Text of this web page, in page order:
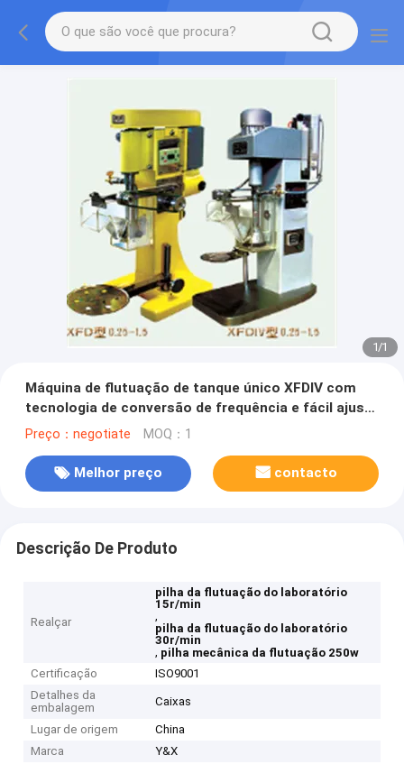
1/1
Máquina de flutuação de tanque único XFDIV com
tecnologia de conversão de frequência e fácil ajuste
para uso em laboratório
Preço：negotiate MOQ：1
Melhor preço contacto
Descrição De Produto
Realçar
pilha da flutuação do laboratório
15r/min
,
pilha da flutuação do laboratório
30r/min
, pilha mecânica da flutuação 250w
Certificação
ISO9001
Detalhes da
embalagem
Caixas
Lugar de origem
China
Marca
Y&X